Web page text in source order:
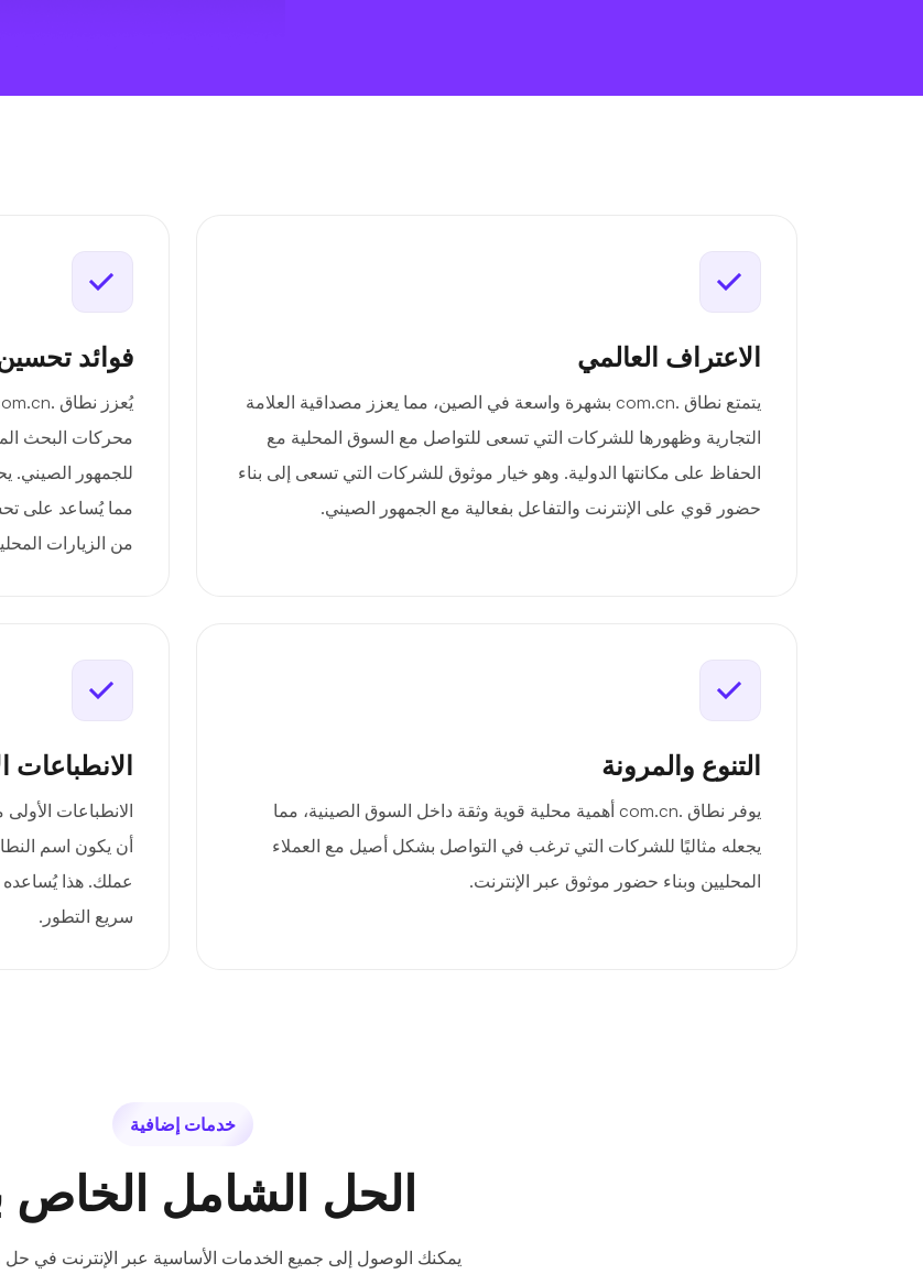
الاعتراف العالمي
يتمتع نطاق .com.cn بشهرة واسعة في الصين، مما يعزز مصداقية العلامة
التجارية وظهورها للشركات التي تسعى للتواصل مع السوق المحلية مع
الحفاظ على مكانتها الدولية. وهو خيار موثوق للشركات التي تسعى إلى بناء
حضور قوي على الإنترنت والتفاعل بفعالية مع الجمهور الصيني.
فوائد
محركات البحث
للجمهور الصيني.
مما يُساعد على
من الزيارات
التنوع والمرونة
يوفر نطاق .com.cn أهمية محلية قوية وثقة داخل السوق الصينية، مما
يجعله مثاليًا للشركات التي ترغب في التواصل بشكل أصيل مع العملاء
المحليين وبناء حضور موثوق عبر الإنترنت.
الانطباعات
أن يكون اسم
عملك. هذا يُساعده
سريع التطور.
خدمات إضافية
الحل الشامل الخاص
يمكنك الوصول إلى جميع الخدمات الأساسية عبر الإنترنت في حل